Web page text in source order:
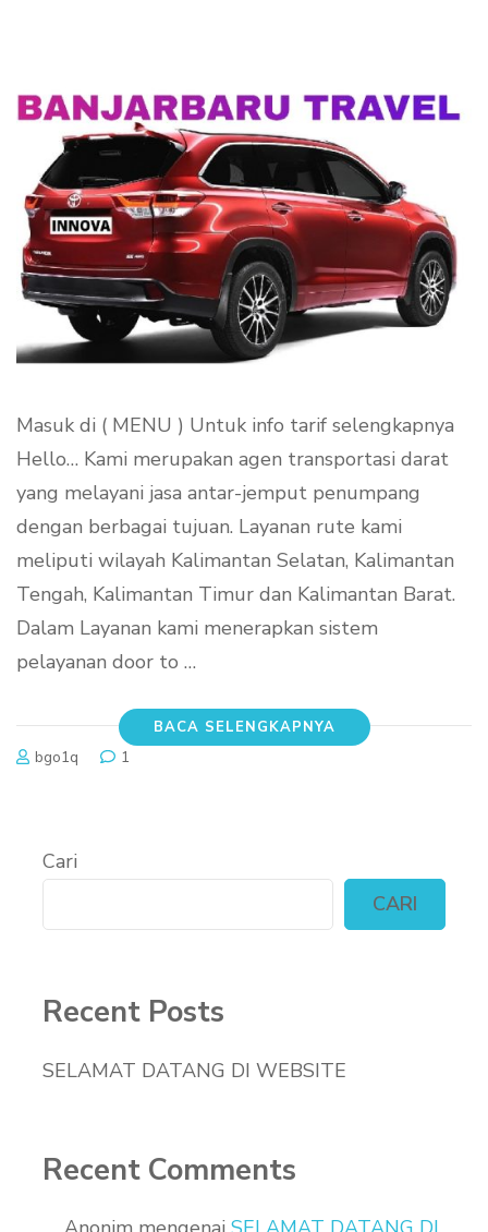
Masuk di ( MENU ) Untuk info tarif selengkapnya
Hello… Kami merupakan agen transportasi darat
yang melayani jasa antar-jemput penumpang
dengan berbagai tujuan. Layanan rute kami
meliputi wilayah Kalimantan Selatan, Kalimantan
Tengah, Kalimantan Timur dan Kalimantan Barat.
Dalam Layanan kami menerapkan sistem
pelayanan door to …
BACA SELENGKAPNYA
bgo1q 1
Cari
CARI
Recent Posts
SELAMAT DATANG DI WEBSITE
Recent Comments